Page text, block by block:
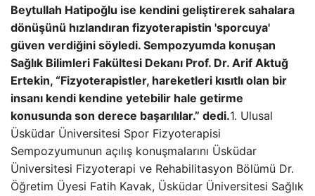
Beytullah Hatipoğlu ise kendini geliştirerek sahalara
dönüşünü hızlandıran fizyoterapistin 'sporcuya'
güven verdiğini söyledi. Sempozyumda konuşan
Sağlık Bilimleri Fakültesi Dekanı Prof. Dr. Arif Aktuğ
Ertekin, “Fizyoterapistler, hareketleri kısıtlı olan bir
insanı kendi kendine yetebilir hale getirme
konusunda son derece başarılılar.” dedi.1. Ulusal
Üsküdar Üniversitesi Spor Fizyoterapisi
Sempozyumunun açılış konuşmalarını Üsküdar
Üniversitesi Fizyoterapi ve Rehabilitasyon Bölümü Dr.
Öğretim Üyesi Fatih Kavak, Üsküdar Üniversitesi Sağlık